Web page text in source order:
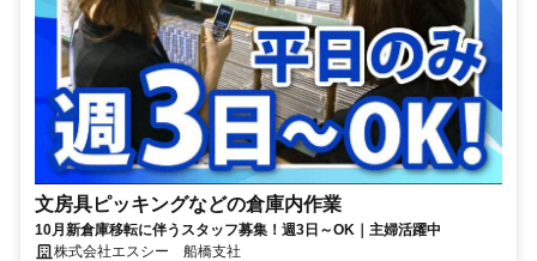
文房具ピッキングなどの倉庫内作業
10月新倉庫移転に伴うスタッフ募集！週3日～OK｜主婦活躍中
株式会社エスシー 船橋支社